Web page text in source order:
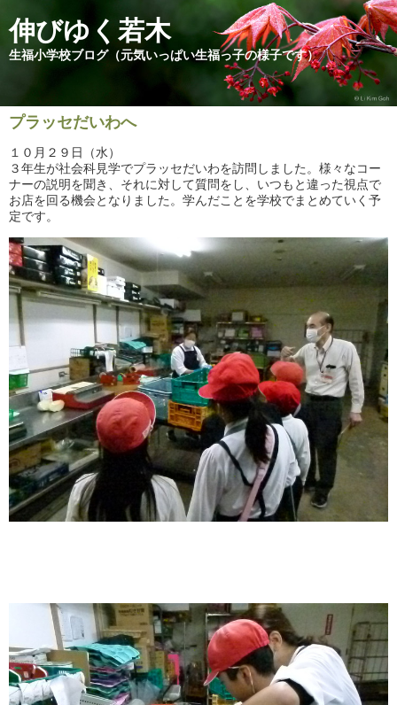
伸びゆく若木
生福小学校ブログ（元気いっぱい生福っ子の様子です）
プラッセだいわへ
１０月２９日（水）
３年生が社会科見学でプラッセだいわを訪問しました。様々なコー
ナーの説明を聞き、それに対して質問をし、いつもと違った視点で
お店を回る機会となりました。学んだことを学校でまとめていく予
定です。